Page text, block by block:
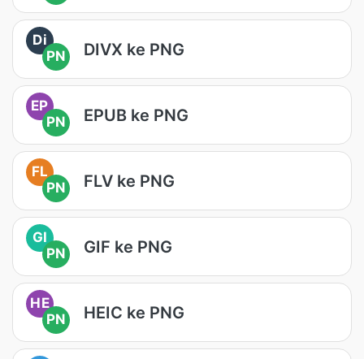
Di
PN
DIVX ke PNG
EP
PN
EPUB ke PNG
FL
PN
FLV ke PNG
GI
PN
GIF ke PNG
HE
PN
HEIC ke PNG